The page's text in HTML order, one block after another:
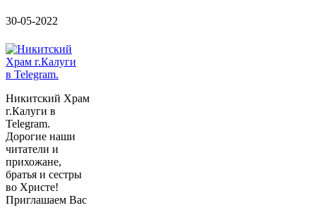
30-05-2022
Никитский Храм
г.Калуги в
Telegram.
Дорогие наши
читатели и
прихожане,
братья и сестры
во Христе!
Приглашаем Вас